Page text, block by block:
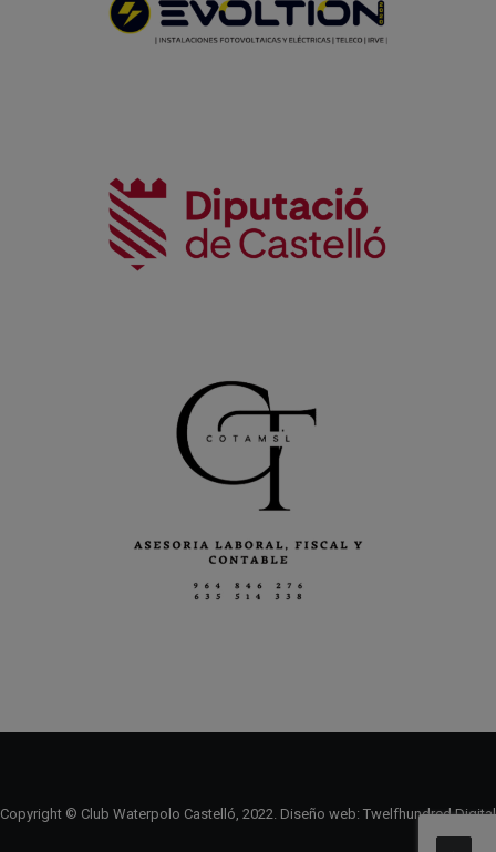
Copyright © Club Waterpolo Castelló, 2022. Diseño web: Twelfhundred Digital